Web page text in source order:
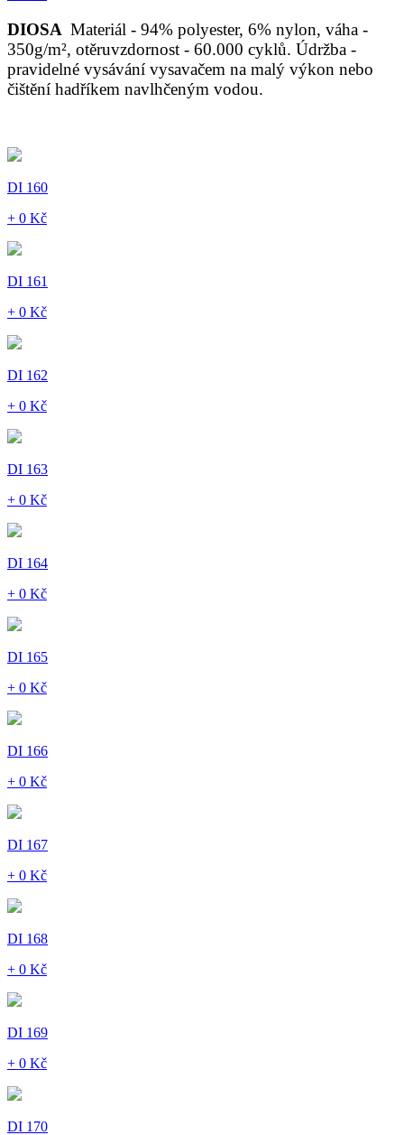
DIOSA Materiál - 94% polyester, 6% nylon, váha -
350g/m², otěruvzdornost - 60.000 cyklů. Údržba -
pravidelné vysávání vysavačem na malý výkon nebo
čištění hadříkem navlhčeným vodou.
DI 160
+ 0 Kč
DI 161
+ 0 Kč
DI 162
+ 0 Kč
DI 163
+ 0 Kč
DI 164
+ 0 Kč
DI 165
+ 0 Kč
DI 166
+ 0 Kč
DI 167
+ 0 Kč
DI 168
+ 0 Kč
DI 169
+ 0 Kč
DI 170